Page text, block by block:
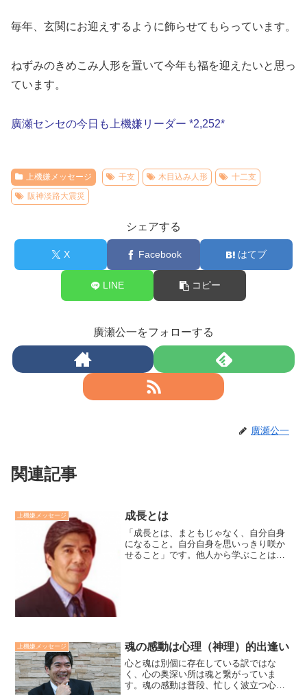
毎年、玄関にお迎えするように飾らせてもらっています。
ねずみのきめこみ人形を置いて今年も福を迎えたいと思っ
ています。
廣瀬センセの今日も上機嫌リーダー *2,252*
上機嫌メッセージ 干支 木目込み人形
十二支
阪神淡路大震災
シェアする
X Facebook はてブ
LINE コピー
廣瀬公一をフォローする
廣瀬公一
関連記事
上機嫌メッセージ 成長とは
「成長とは、まともじゃなく、自分自身
になること。自分自身を思いっきり咲か
せること」です。他人から学ぶことは価
上機嫌メッセージ 魂の感動は心理（神理）的出逢い
心と魂は別個に存在している訳ではな
く、心の奥深い所は魂と繋がっていま
す。魂の感動は普段、忙しく波立つ心の